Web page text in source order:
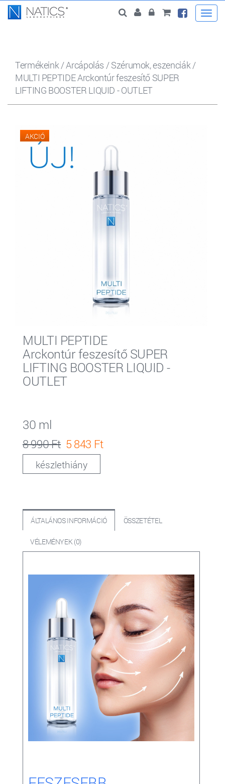
Termékeink/Arcápolás /Szérumok, eszenciák/
MULTI PEPTIDE Arckontúr feszesítő SUPER
LIFTING BOOSTER LIQUID - OUTLET
AKCIÓ
MULTI PEPTIDE
Arckontúr feszesítő SUPER
LIFTING BOOSTER LIQUID -
OUTLET
30 ml
8 990 Ft 5 843 Ft
készlethiány
ÁLTALÁNOS INFORMÁCIÓ ÖSSZETÉTEL
VÉLEMÉNYEK (0)